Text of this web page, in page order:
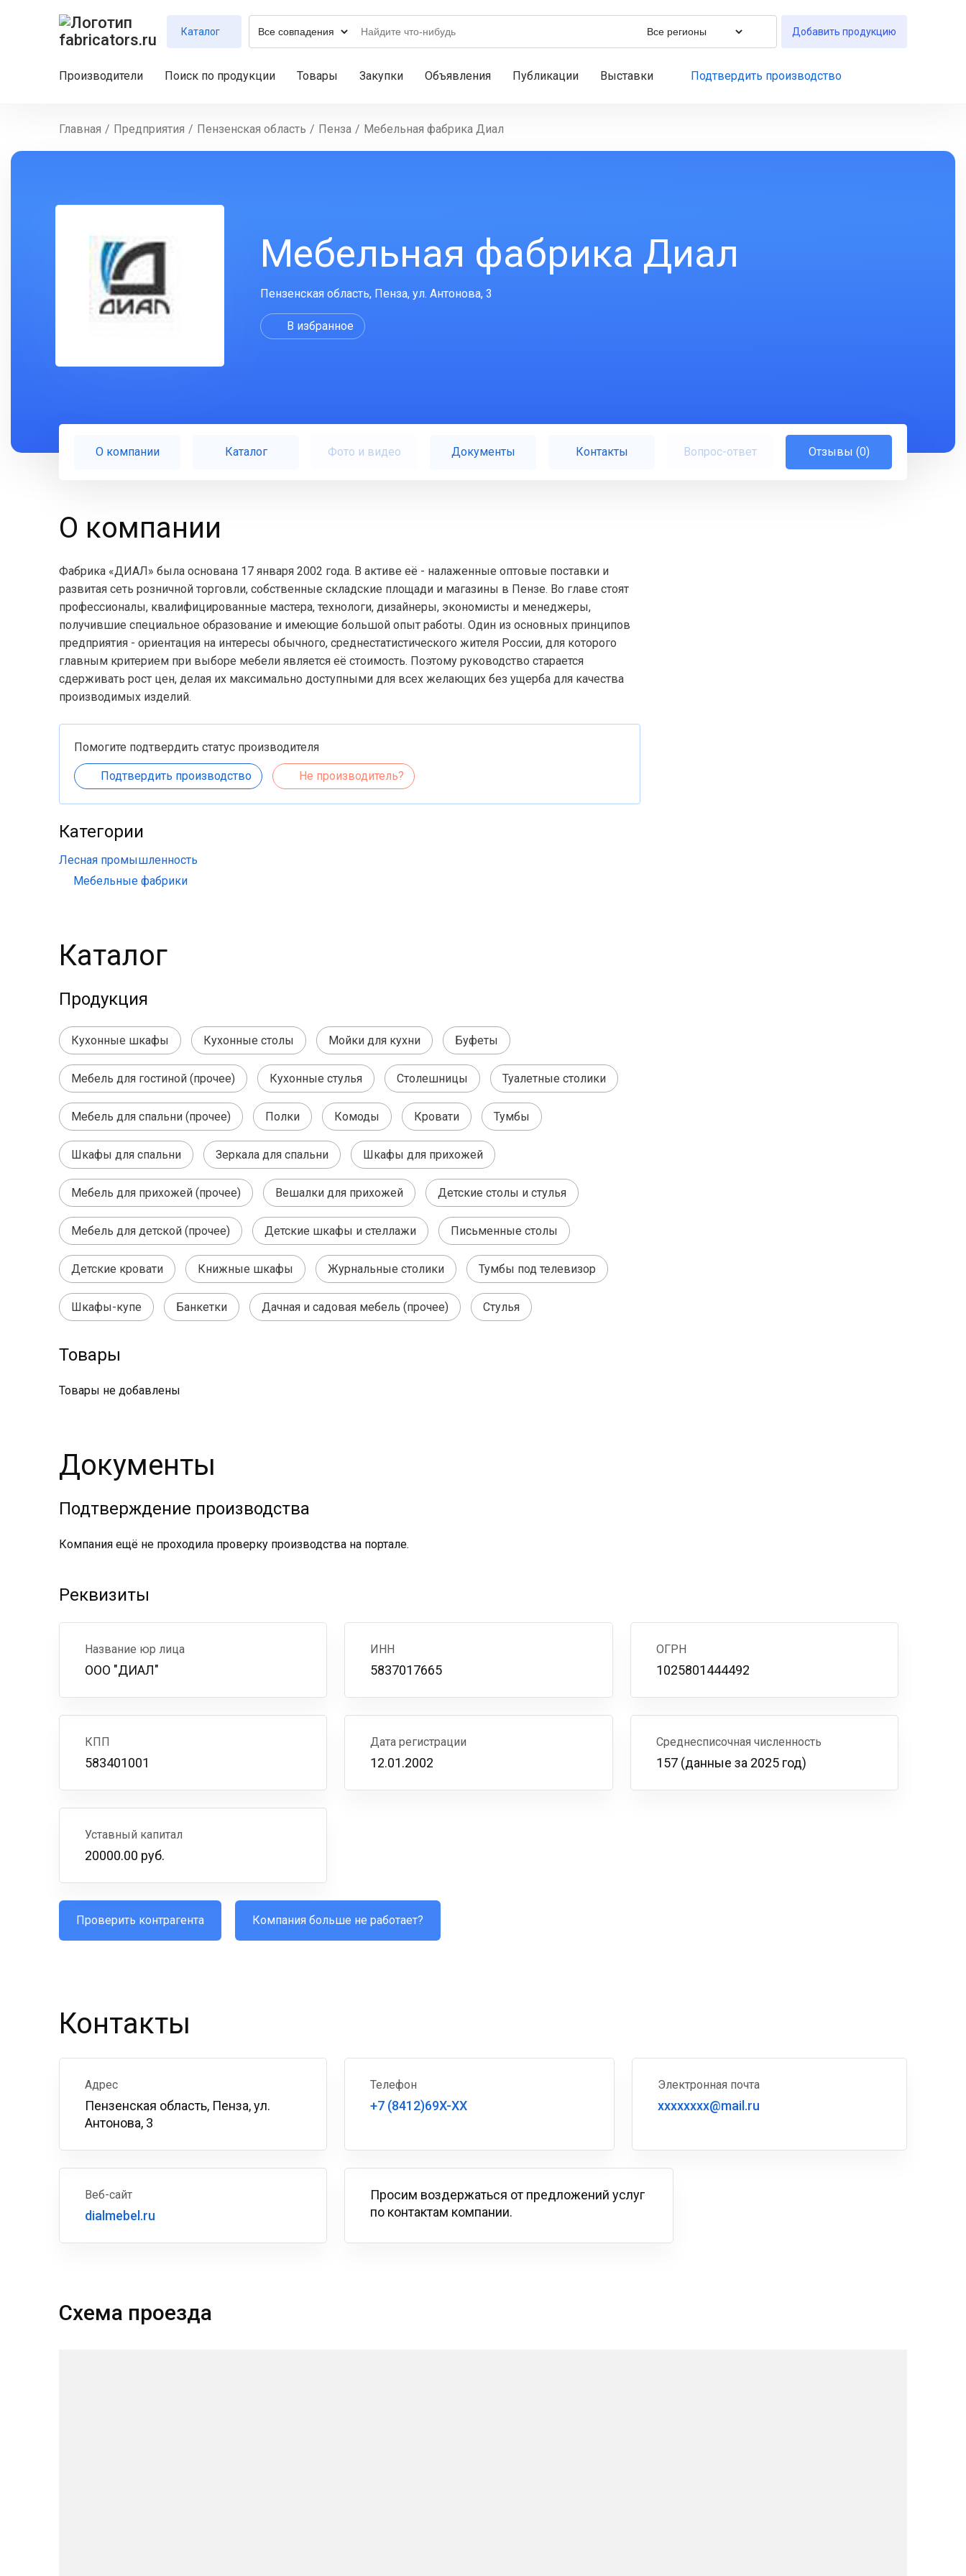
Каталог Добавить продукцию
Производители Поиск по продукции Товары Закупки Объявления Публикации Выставки Подтвердить производство
Главная / Предприятия / Пензенская область / Пенза / Мебельная фабрика Диал
Мебельная фабрика Диал
Пензенская область, Пенза, ул. Антонова, 3
В избранное
О компании Каталог Фото и видео Документы Контакты Вопрос-ответ Отзывы (0)
О компании
Фабрика «ДИАЛ» была основана 17 января 2002 года. В активе её - налаженные оптовые поставки и
развитая сеть розничной торговли, собственные складские площади и магазины в Пензе. Во главе стоят
профессионалы, квалифицированные мастера, технологи, дизайнеры, экономисты и менеджеры,
получившие специальное образование и имеющие большой опыт работы. Один из основных принципов
предприятия - ориентация на интересы обычного, среднестатистического жителя России, для которого
главным критерием при выборе мебели является её стоимость. Поэтому руководство старается
сдерживать рост цен, делая их максимально доступными для всех желающих без ущерба для качества
производимых изделий.
Помогите подтвердить статус производителя
Подтвердить производство Не производитель?
Категории
Лесная промышленность
Мебельные фабрики
Каталог
Продукция
Кухонные шкафы Кухонные столы Мойки для кухни Буфеты
Мебель для гостиной (прочее) Кухонные стулья Столешницы Туалетные столики
Мебель для спальни (прочее) Полки Комоды Кровати Тумбы
Шкафы для спальни Зеркала для спальни Шкафы для прихожей
Мебель для прихожей (прочее) Вешалки для прихожей Детские столы и стулья
Мебель для детской (прочее) Детские шкафы и стеллажи Письменные столы
Детские кровати Книжные шкафы Журнальные столики Тумбы под телевизор
Шкафы-купе Банкетки Дачная и садовая мебель (прочее) Стулья
Товары
Товары не добавлены
Документы
Подтверждение производства
Компания ещё не проходила проверку производства на портале.
Реквизиты
Название юр лица
ООО "ДИАЛ"
ИНН
5837017665
ОГРН
1025801444492
КПП
583401001
Дата регистрации
12.01.2002
Среднесписочная численность
157 (данные за 2025 год)
Уставный капитал
20000.00 руб.
Проверить контрагента Компания больше не работает?
Контакты
Адрес
Пензенская область, Пенза, ул.
Антонова, 3
Телефон
+7 (8412)69X-XX
Электронная почта
xxxxxxxx@mail.ru
Веб-сайт
dialmebel.ru
Просим воздержаться от предложений услуг
по контактам компании.
Схема проезда